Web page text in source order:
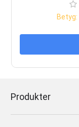
Betyg:
Produkter